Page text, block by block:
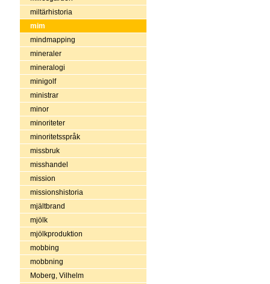
miltärhistoria
mim
mindmapping
mineraler
mineralogi
minigolf
ministrar
minor
minoriteter
minoritetsspråk
missbruk
misshandel
mission
missionshistoria
mjältbrand
mjölk
mjölkproduktion
mobbing
mobbning
Moberg, Vilhelm